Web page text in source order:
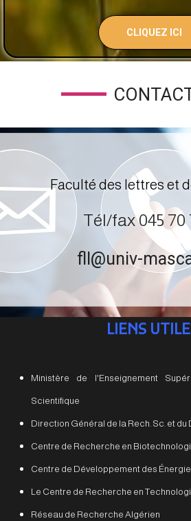
CLIQUEZ ICI
Faculté des lettres et
Tél/fax 045 70
fll@univ-
LIENS
Ministère de l'Enseignement
Scientifique
Direction Général de la Rech. Sc. et du
Centre de Recherche en
Centre de Développement des
Le Centre de Recherche en
Réseau de Recherche Algérien